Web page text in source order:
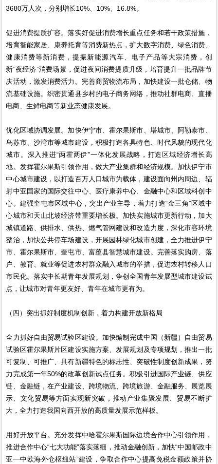
3680万人次，分别增长10%、10%、16.8%。
促进消费提质扩容。落实好促进消费增长重点任务和若干政策措施，
培育智能家居、康养托育等消费新热点，扩大数字消费、绿色消费、
健康消费等新消费，提振新能源汽车、电子产品等大宗消费，创
新“夜经济”消费场景，促进夜间消费提质升级，培育提升一批品牌节
庆活动，激发消费活力。完善商贸物流布局，加快建设一批仓储、物
流基础设施。织密贯通县乡村的电子商务网络，推动社群电商、直播
电商、生鲜电商等新业态健康发展。
优化区域协调发展。加快伊宁市、霍尔果斯市、塔城市、阿勒泰市、
乌苏市、沙湾市等城市建设，积极打造各具特色、时代风貌的现代化
城市。深入推进“两霍两伊”一体化发展战略，打造区域经济增长高
地。发挥霍尔果斯引领作用，做大产业集群和经济规模。加快伊宁市
中心城市建设，以打造百万人口城市为载体，建设面向州内周边、辐
射中亚国家的国际交往中心、医疗康养中心、金融中心和区域科创中
心。建强奎屯市区域中心，突出产业主导，着力打造“金三角”区域中
心城市和天山北坡经济带重要增长极。加快实施城市更新行动，加大
城镇道路、供排水、供热、燃气管网建设和改造力度，深化市容环境
整治，加快公共停车场建设，开展园林绿化城市创建，全力推进伊宁
市、霍尔果斯市、奎屯市、富蕴县智慧城市建设。完善落实购房、落
户、教育、就业等促进农村群众融入城市的举措，促进农村转移人口
市民化。落实中长期青年发展规划，争创全国青年发展型城市建设试
点，让城市对青年更友好、青年在城市更有为。
（四）突出抓好制度机制创新，着力构建开放新格局
全力抓好自由贸易试验区建设。加快编制完成中国（新疆）自由贸易
试验区霍尔果斯片区建设实施方案、发展规划及专项规划，推出一批
可复制、可推广、具有新疆特色的标志性、突破性制度创新成果，努
力完成第一年50%的改革创新试点任务。积极引进国际产业链、供应
链、金融链，在产业建设、跨境物流、跨境旅游、金融服务、展览展
示、文化贸易等方面实现新突破，推动产业集聚发展、贸易不断扩
大，全力打造我国向西开放的高质量发展示范样板。
用好开放平台。充分发挥中哈霍尔果斯国际边境合作中心引领作用，
推进合作中心“七大功能”落实落细，推动金融创新，加快“中国邮政中
亚—中欧海外仓枢纽站”建设，争取合作中心提高免税金额政策并协